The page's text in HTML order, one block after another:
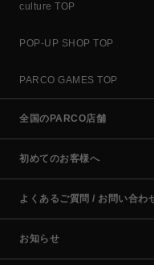
culture TOP
POP-UP SHOP TOP
PARCO GAMES TOP
全国のPARCO店舗
初めてのお客様へ
よくあるご質問 / お問い合わ
お知らせ